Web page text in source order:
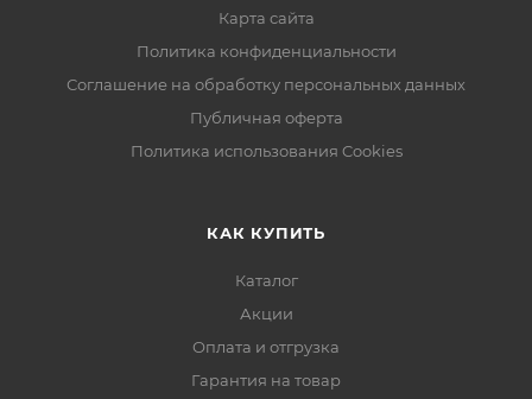
Карта сайта
Политика конфиденциальности
Соглашение на обработку персональных данных
Публичная оферта
Политика использования Cookies
КАК КУПИТЬ
Каталог
Акции
Оплата и отгрузка
Гарантия на товар